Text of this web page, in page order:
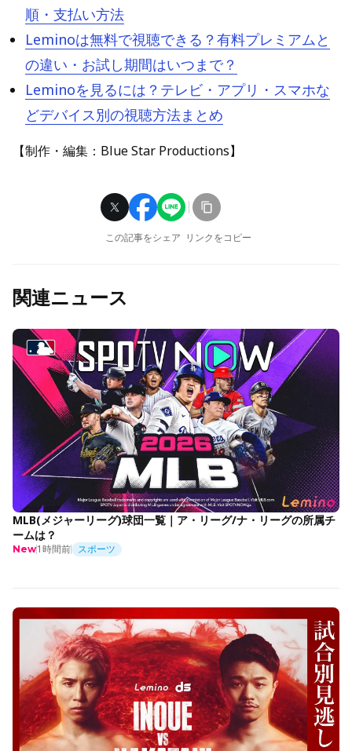
順・支払い方法
Leminoは無料で視聴できる？有料プレミアムと
の違い・お試し期間はいつまで？
Leminoを見るには？テレビ・アプリ・スマホな
どデバイス別の視聴方法まとめ
【制作・編集：Blue Star Productions】
この記事をシェア リンクをコピー
関連ニュース
MLB(メジャーリーグ)球団一覧｜ア・リーグ/ナ・リーグの所属チ
ームは？
New1時間前 スポーツ